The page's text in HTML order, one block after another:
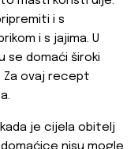
i s
i s jajima. U
se domaći široki
Za ovaj recept
je cijela obitelj